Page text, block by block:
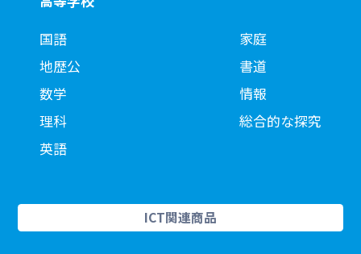
国語
地歴公
数学
理科
英語
家庭
書道
情報
総合的な探究
ICT関連商品